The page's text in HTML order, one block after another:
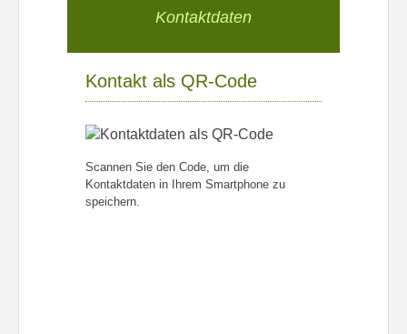
Kontaktdaten
Kontakt als QR-Code
Scannen Sie den Code, um die
Kontaktdaten in Ihrem Smartphone zu
speichern.